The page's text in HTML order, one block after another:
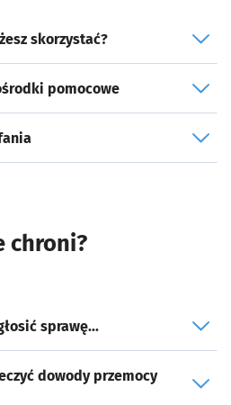
skorzystać?
pomocowe
chroni?
sprawę...
dowody przemocy